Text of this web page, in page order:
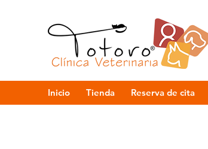
Inicio Tienda Reserva de cita